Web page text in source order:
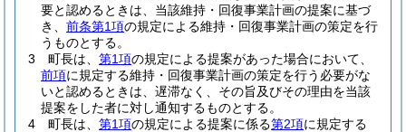
要と認めるときは、当該維持・回復事業計画の提案に基づ
き、 前条第1項の規定による維持・回復事業計画の策定を行
うものとする。
3
町長は、 第1項の規定による提案があった場合において、
前項に規定する維持・回復事業計画の策定を行う必要がな
いと認めるときは、遅滞なく、その旨及びその理由を当該
提案をした者に対し通知するものとする。
4
町長は、 第1項の規定による提案に係る第2項に規定する